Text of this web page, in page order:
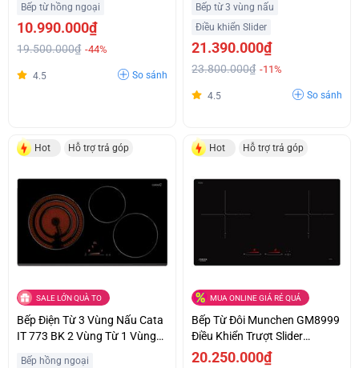
Bếp từ hồng ngoại
10.990.000₫
19.500.000₫ -44%
4.5 So sánh
Bếp từ 3 vùng nấu
Điều khiển Slider
21.390.000₫
23.800.000₫ -11%
4.5 So sánh
Hot Hỗ trợ trả góp
SALE LỚN QUÀ TO
Bếp Điện Từ 3 Vùng Nấu Cata
IT 773 BK 2 Vùng Từ 1 Vùng
Điện Giá Ưu Đãi
Bếp hồng ngoại
Hot Hỗ trợ trả góp
MUA ONLINE GIÁ RẺ QUÁ
Bếp Từ Đôi Munchen GM8999
Điều Khiển Trượt Slider
Control Siêu Ưu Đãi
20.250.000₫